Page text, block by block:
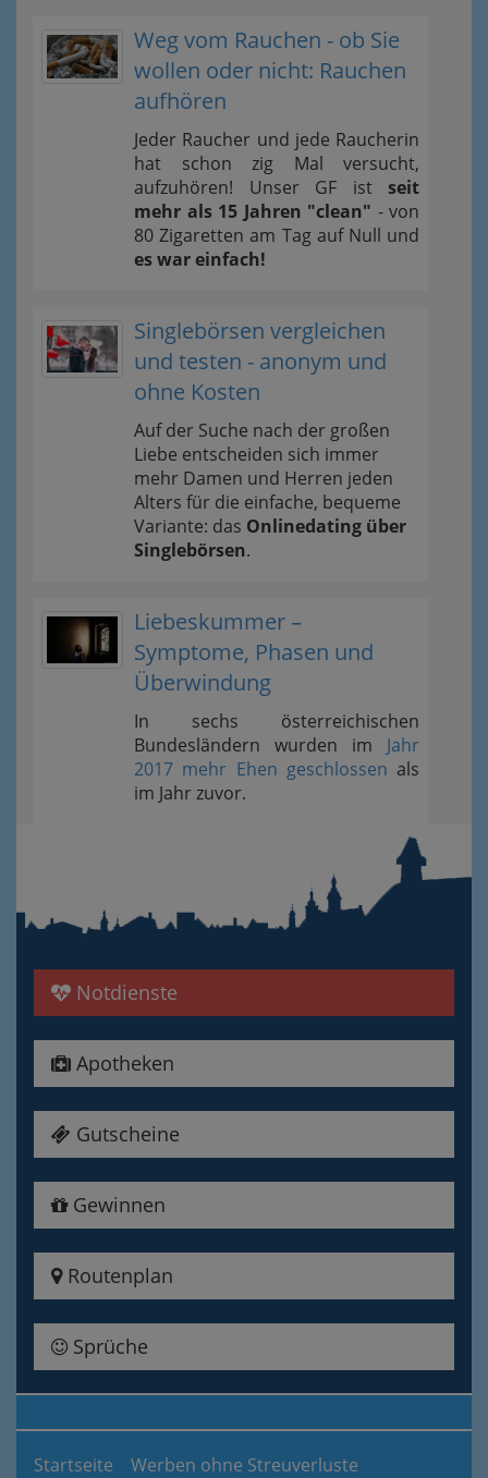
Weg vom Rauchen - ob Sie
wollen oder nicht: Rauchen
aufhören
Jeder Raucher und jede Raucherin
hat schon zig Mal versucht,
aufzuhören! Unser GF ist seit
mehr als 15 Jahren "clean" - von
80 Zigaretten am Tag auf Null und
es war einfach!
Singlebörsen vergleichen
und testen - anonym und
ohne Kosten
Auf der Suche nach der großen
Liebe entscheiden sich immer
mehr Damen und Herren jeden
Alters für die einfache, bequeme
Variante: das Onlinedating über
Singlebörsen.
Liebeskummer –
Symptome, Phasen und
Überwindung
In sechs österreichischen
Bundesländern wurden im Jahr
2017 mehr Ehen geschlossen als
im Jahr zuvor.
Notdienste
Apotheken
Gutscheine
Gewinnen
Routenplan
Sprüche
Startseite Werben ohne Streuverluste